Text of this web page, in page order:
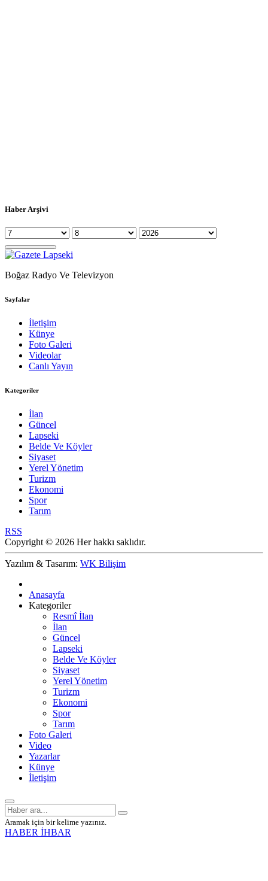
Haber Arşivi
Boğaz Radyo Ve Televizyon
Sayfalar
İletişim
Künye
Foto Galeri
Videolar
Canlı Yayın
Kategoriler
İlan
Güncel
Lapseki
Belde Ve Köyler
Siyaset
Yerel Yönetim
Turizm
Ekonomi
Spor
Tarım
RSS
Copyright © 2026 Her hakkı saklıdır.
Yazılım & Tasarım: WK Bilişim
Anasayfa
Kategoriler
Resmî İlan
İlan
Güncel
Lapseki
Belde Ve Köyler
Siyaset
Yerel Yönetim
Turizm
Ekonomi
Spor
Tarım
Foto Galeri
Video
Yazarlar
Künye
İletişim
Aramak için bir kelime yazınız.
HABER İHBAR